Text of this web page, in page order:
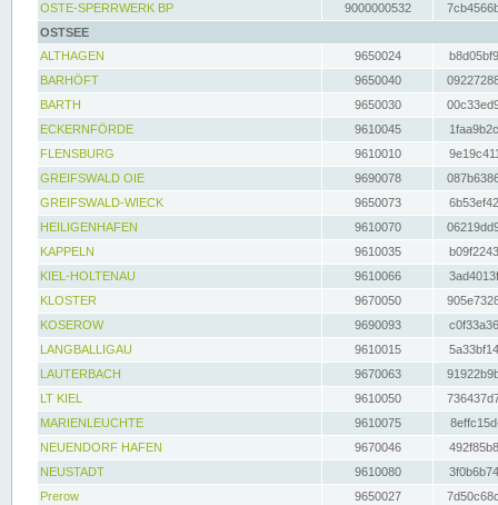
OSTE-SPERRWERK BP
9000000532
OSTSEE
ALTHAGEN
9650024
BARHÖFT
9650040
BARTH
9650030
ECKERNFÖRDE
9610045
FLENSBURG
9610010
GREIFSWALD OIE
9690078
GREIFSWALD-WIECK
9650073
HEILIGENHAFEN
9610070
KAPPELN
9610035
KIEL-HOLTENAU
9610066
KLOSTER
9670050
KOSEROW
9690093
LANGBALLIGAU
9610015
LAUTERBACH
9670063
LT KIEL
9610050
MARIENLEUCHTE
9610075
NEUENDORF HAFEN
9670046
NEUSTADT
9610080
Prerow
9650027